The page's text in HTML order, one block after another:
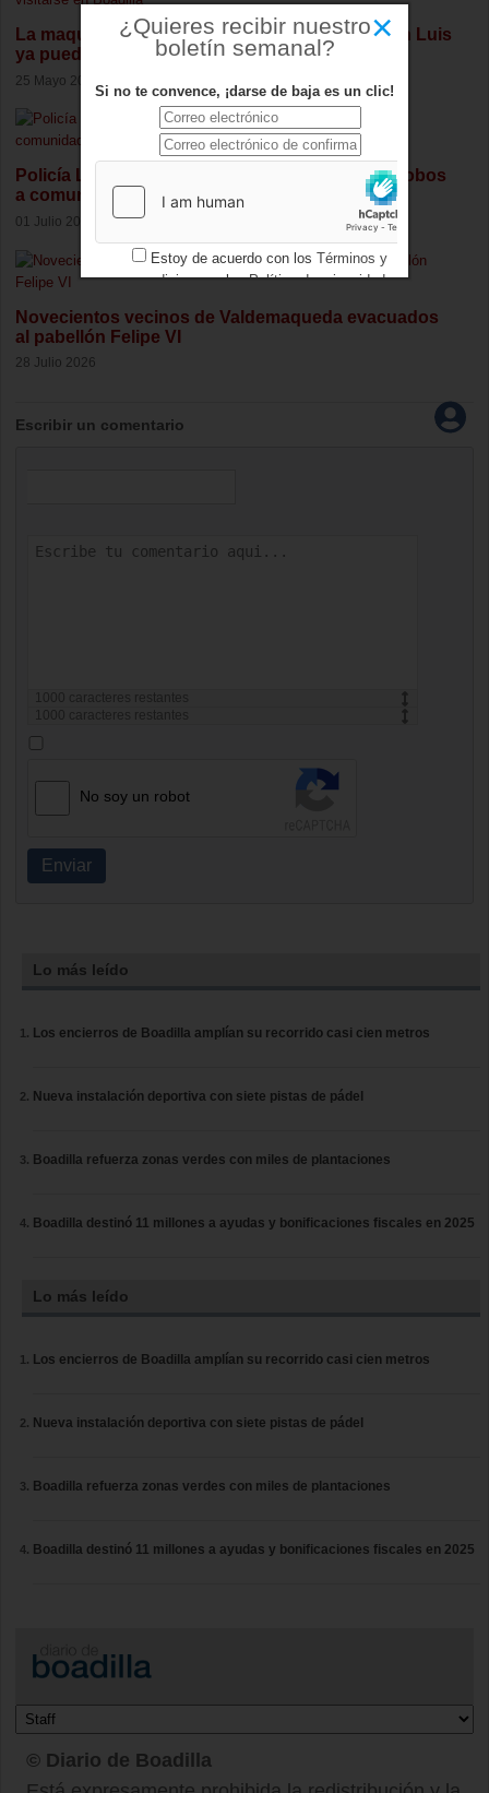
La maqueta histórica del Palacio del Infante don Luis
ya puede visitarse en Boadilla
25 Mayo 2026
Policía Local y Guardia Civil dan consejos antirobos
a comunidades de Boadilla
01 Julio 2026
Novecientos vecinos de Valdemaqueda evacuados
al pabellón Felipe VI
28 Julio 2026
Escribir un comentario
1000
caracteres restantes
1000
caracteres restantes
No soy un robot
Enviar
Lo más leído
Los encierros de Boadilla amplían su recorrido casi cien metros
Nueva instalación deportiva con siete pistas de pádel
Boadilla refuerza zonas verdes con miles de plantaciones
Boadilla destinó 11 millones a ayudas y bonificaciones fiscales en 2025
Lo más leído
Los encierros de Boadilla amplían su recorrido casi cien metros
Nueva instalación deportiva con siete pistas de pádel
Boadilla refuerza zonas verdes con miles de plantaciones
Boadilla destinó 11 millones a ayudas y bonificaciones fiscales en 2025
© Diario de Boadilla
×
¿Quieres recibir nuestro
boletín semanal?
Si no te convence, ¡darse de baja es un clic!
Estoy de acuerdo con los Términos y
condicionesy losPolítica de privacidad